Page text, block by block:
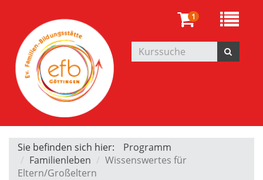
1
Sie befinden sich hier:
Programm
Familienleben
Wissenswertes für
Eltern/Großeltern